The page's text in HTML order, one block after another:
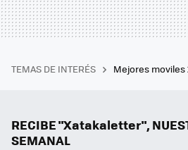
TEMAS DE INTERÉS Mejores moviles
RECIBE "Xatakaletter",
SEMANAL